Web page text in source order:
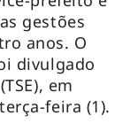
gestões
anos. O
divulgado
em
feira (1).